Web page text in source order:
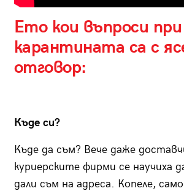
Ето кои въпроси при
карантината са с
отговор:
Къде си?
Къде да съм? Вече даже
куриерските фирми се научиха
дали съм на адреса. Копеле,